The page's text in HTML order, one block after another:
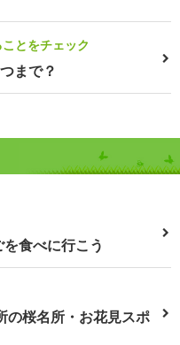
とをチェック
まで？
食べに行こう
の桜名所・お花見スポ